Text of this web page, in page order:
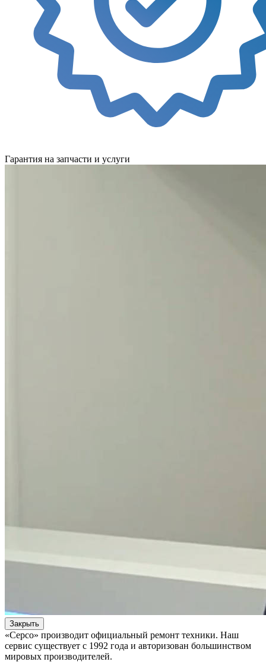
Гарантия на запчасти и услуги
Закрыть
«Серсо» производит официальный ремонт техники. Наш
сервис существует с 1992 года и авторизован большинством
мировых производителей.